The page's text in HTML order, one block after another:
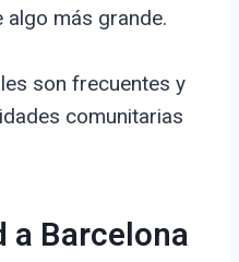
más grande.
son frecuentes y
comunitarias
a Barcelona